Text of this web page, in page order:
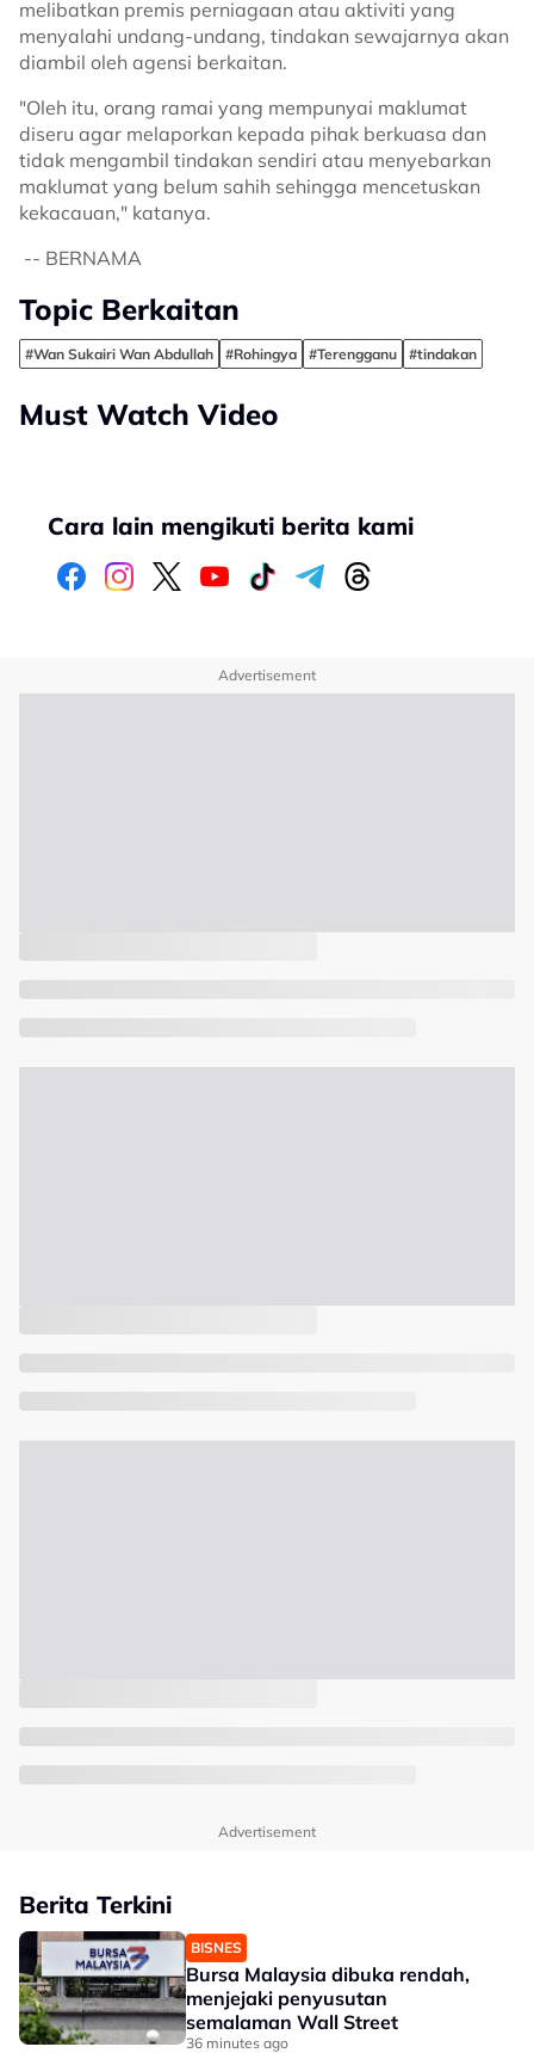
melibatkan premis perniagaan atau aktiviti yang
menyalahi undang-undang, tindakan sewajarnya akan
diambil oleh agensi berkaitan.
"Oleh itu, orang ramai yang mempunyai maklumat
diseru agar melaporkan kepada pihak berkuasa dan
tidak mengambil tindakan sendiri atau menyebarkan
maklumat yang belum sahih sehingga mencetuskan
kekacauan," katanya.
-- BERNAMA
Topic Berkaitan
#Wan Sukairi Wan Abdullah #Rohingya #Terengganu #tindakan
Must Watch Video
Cara lain mengikuti berita kami
Advertisement
Advertisement
Berita Terkini
BISNES
Bursa Malaysia dibuka rendah,
menjejaki penyusutan
semalaman Wall Street
36 minutes ago